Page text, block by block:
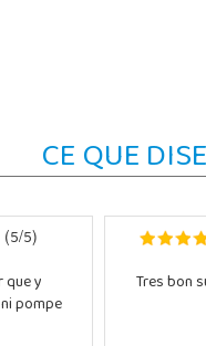
CE QUE
(5/5)
y
pompe
Tres bon